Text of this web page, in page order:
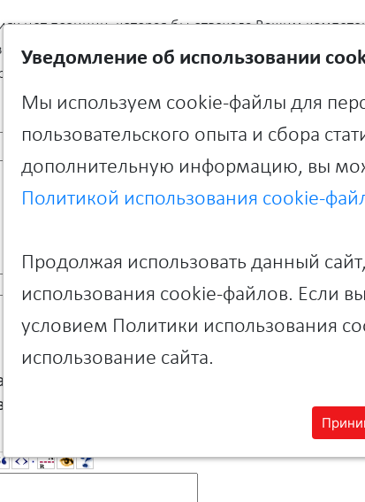
нет позиции, которая бы отвечала Вашим
"Сила" , пожалуйста, заполните форму и
Уведомление об использовании
Мы используем cookie-файлы для
пользовательского опыта и сбора
дополнительную информацию, вы
Политикой использования cookie-
Продолжая использовать данный
использования cookie-файлов. Если
условием Политики использования
использование сайта.